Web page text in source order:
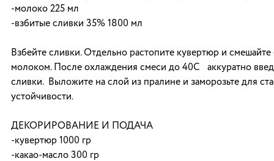
-молоко 225 мл
-взбитые сливки 35% 1800 мл
Взбейте сливки. Отдельно растопите кувертюр и смешайте
молоком. После охлаждения смеси до 40С аккуратно
сливки. Выложите на слой из пралине и заморозьте для
устойчивости.
ДЕКОРИРОВАНИЕ И ПОДАЧА
-кувертюр 1000 гр
-какао-масло 300 гр